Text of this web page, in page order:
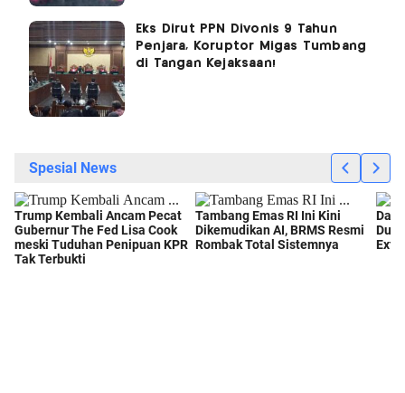
Eks Dirut PPN Divonis 9 Tahun
Penjara, Koruptor Migas Tumbang
di Tangan Kejaksaan!